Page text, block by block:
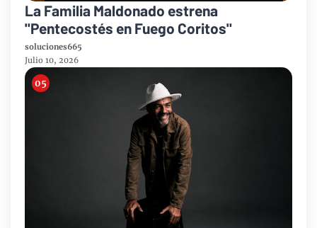
La Familia Maldonado estrena
"Pentecostés en Fuego Coritos"
soluciones665
Julio 10, 2026